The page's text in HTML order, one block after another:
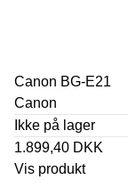
Canon BG-E21
Canon
Ikke på lager
1.899,40 DKK
Vis produkt